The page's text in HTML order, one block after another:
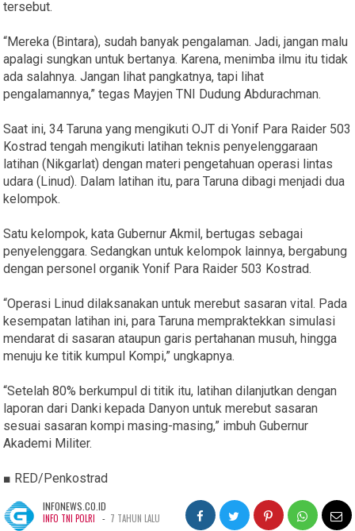
tersebut.
“Mereka (Bintara), sudah banyak pengalaman. Jadi, jangan malu
apalagi sungkan untuk bertanya. Karena, menimba ilmu itu tidak
ada salahnya. Jangan lihat pangkatnya, tapi lihat
pengalamannya,” tegas Mayjen TNI Dudung Abdurachman.
Saat ini, 34 Taruna yang mengikuti OJT di Yonif Para Raider 503
Kostrad tengah mengikuti latihan teknis penyelenggaraan
latihan (Nikgarlat) dengan materi pengetahuan operasi lintas
udara (Linud). Dalam latihan itu, para Taruna dibagi menjadi dua
kelompok.
Satu kelompok, kata Gubernur Akmil, bertugas sebagai
penyelenggara. Sedangkan untuk kelompok lainnya, bergabung
dengan personel organik Yonif Para Raider 503 Kostrad.
“Operasi Linud dilaksanakan untuk merebut sasaran vital. Pada
kesempatan latihan ini, para Taruna mempraktekkan simulasi
mendarat di sasaran ataupun garis pertahanan musuh, hingga
menuju ke titik kumpul Kompi,” ungkapnya.
“Setelah 80% berkumpul di titik itu, latihan dilanjutkan dengan
laporan dari Danki kepada Danyon untuk merebut sasaran
sesuai sasaran kompi masing-masing,” imbuh Gubernur
Akademi Militer.
■ RED/Penkostrad
INFONEWS.CO.ID
INFO TNI POLRI - 7 TAHUN LALU